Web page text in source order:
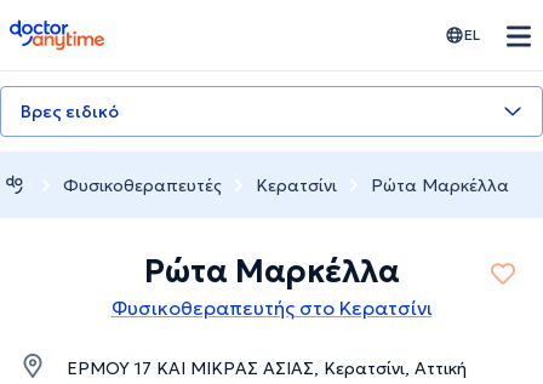
doctoranytime EL
Βρες ειδικό
Φυσικοθεραπευτές Κερατσίνι Ρώτα Μαρκέλλα
Ρώτα Μαρκέλλα
Φυσικοθεραπευτής στο Κερατσίνι
ΕΡΜΟΥ 17 ΚΑΙ ΜΙΚΡΑΣ ΑΣΙΑΣ, Κερατσίνι, Αττική